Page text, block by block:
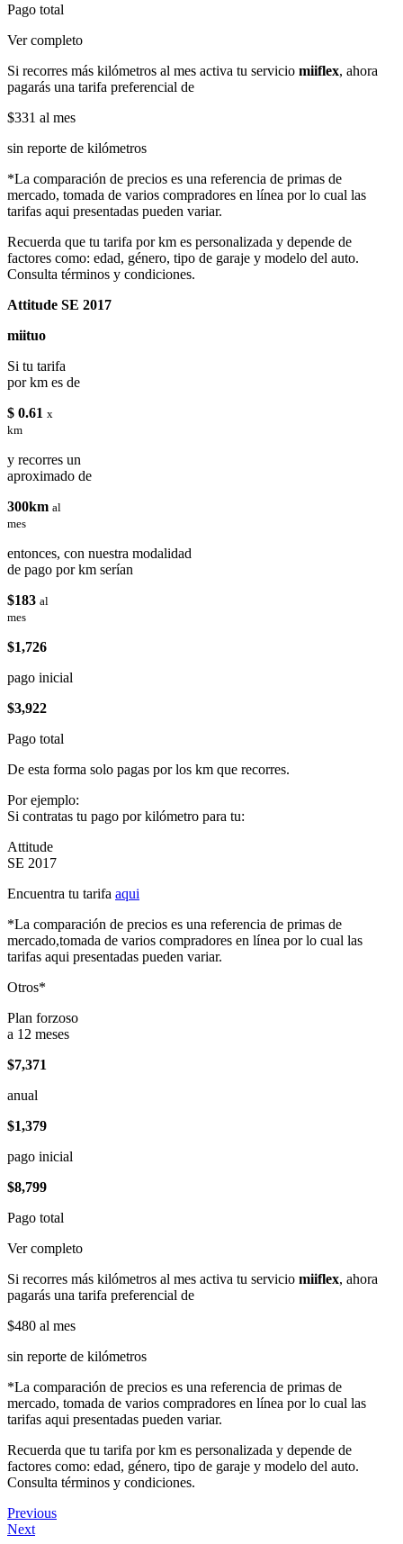
Pago total
Ver completo
Si recorres más kilómetros al mes activa tu servicio miiflex, ahora
pagarás una tarifa preferencial de
$331 al mes
sin reporte de kilómetros
*La comparación de precios es una referencia de primas de
mercado, tomada de varios compradores en línea por lo cual las
tarifas aqui presentadas pueden variar.
Recuerda que tu tarifa por km es personalizada y depende de
factores como: edad, género, tipo de garaje y modelo del auto.
Consulta términos y condiciones.
Attitude SE 2017
miituo
Si tu tarifa
por km es de
$ 0.61 x
km
y recorres un
aproximado de
300km al
mes
entonces, con nuestra modalidad
de pago por km serían
$183 al
mes
$1,726
pago inicial
$3,922
Pago total
De esta forma solo pagas por los km que recorres.
Por ejemplo:
Si contratas tu pago por kilómetro para tu:
Attitude
SE 2017
Encuentra tu tarifa aqui
*La comparación de precios es una referencia de primas de
mercado,tomada de varios compradores en línea por lo cual las
tarifas aqui presentadas pueden variar.
Otros*
Plan forzoso
a 12 meses
$7,371
anual
$1,379
pago inicial
$8,799
Pago total
Ver completo
Si recorres más kilómetros al mes activa tu servicio miiflex, ahora
pagarás una tarifa preferencial de
$480 al mes
sin reporte de kilómetros
*La comparación de precios es una referencia de primas de
mercado, tomada de varios compradores en línea por lo cual las
tarifas aqui presentadas pueden variar.
Recuerda que tu tarifa por km es personalizada y depende de
factores como: edad, género, tipo de garaje y modelo del auto.
Consulta términos y condiciones.
Previous
Next